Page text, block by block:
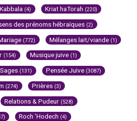
Kabbala (4) Kriat haTorah (220)
des prénoms hébraïques (2)
(772) Mélanges lait/viande (1)
(154) Musique juive (1)
(131) Pensée Juive (3087)
(274) Prières (3)
Relations & Pudeur (528)
Roch 'Hodech (4)